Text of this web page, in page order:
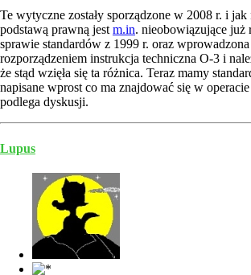
Te wytyczne zostały sporządzone w 2008 r. i
podstawą prawną jest m.in. nieobowiązujące już
sprawie standardów z 1999 r. oraz
rozporządzeniem instrukcja techniczna O-3 i
że stąd wzięła się ta różnica. Teraz mamy
napisane wprost co ma znajdować się w
podlega dyskusji.
Lupus